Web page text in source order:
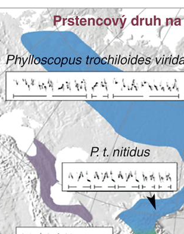
každý zpívá jinak.
(tedy zpěvu)
druh (ring
Ve zpěvu existuje
od jednoho
a pokračujeme
přes zelenou atd.),
odlišný zpěv (viz
ale budou
druh a bez
prstence už je zpěv
jako dva druhy. Celý